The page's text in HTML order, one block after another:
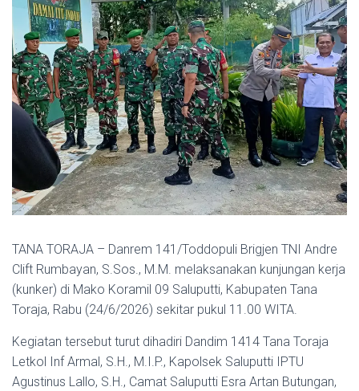
TANA TORAJA – Danrem 141/Toddopuli Brigjen TNI Andre
Clift Rumbayan, S.Sos., M.M. melaksanakan kunjungan kerja
(kunker) di Mako Koramil 09 Saluputti, Kabupaten Tana
Toraja, Rabu (24/6/2026) sekitar pukul 11.00 WITA.
Kegiatan tersebut turut dihadiri Dandim 1414 Tana Toraja
Letkol Inf Armal, S.H., M.I.P., Kapolsek Saluputti IPTU
Agustinus Lallo, S.H., Camat Saluputti Esra Artan Butungan,